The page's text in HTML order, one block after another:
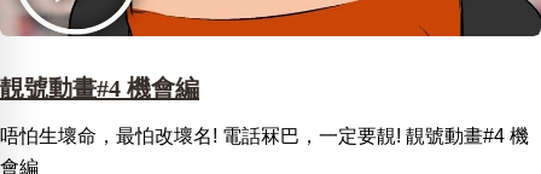
靚號動畫#4 機會編
唔怕生壞命，最怕改壞名! 電話冧巴，一定要靚! 靚號動畫#4 機
會編